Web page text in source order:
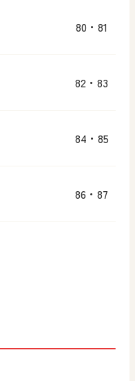
80・81
82・83
84・85
86・87